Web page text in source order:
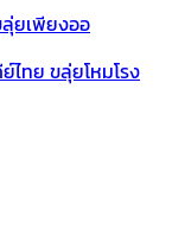
ยเพียงออ